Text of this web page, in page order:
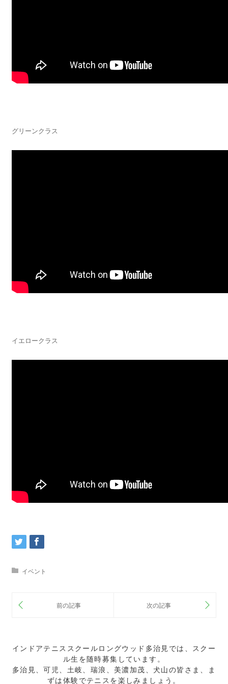
グリーンクラス
イエロークラス
イベント
インドアテニススクールロングウッド多治見では、スクー
ル生を随時募集しています。
多治見、可児、土岐、瑞浪、美濃加茂、犬山の皆さま、ま
ずは体験でテニスを楽しみましょう。